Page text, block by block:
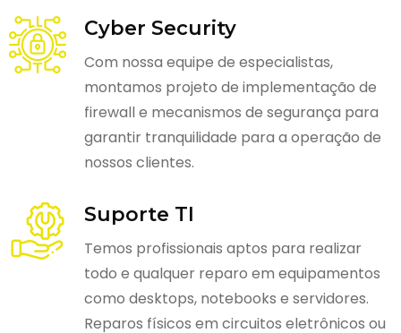
Cyber Security
Com nossa equipe de especialistas,
montamos projeto de implementação de
firewall e mecanismos de segurança para
garantir tranquilidade para a operação de
nossos clientes.
Suporte TI
Temos profissionais aptos para realizar
todo e qualquer reparo em equipamentos
como desktops, notebooks e servidores.
Reparos físicos em circuitos eletrônicos ou